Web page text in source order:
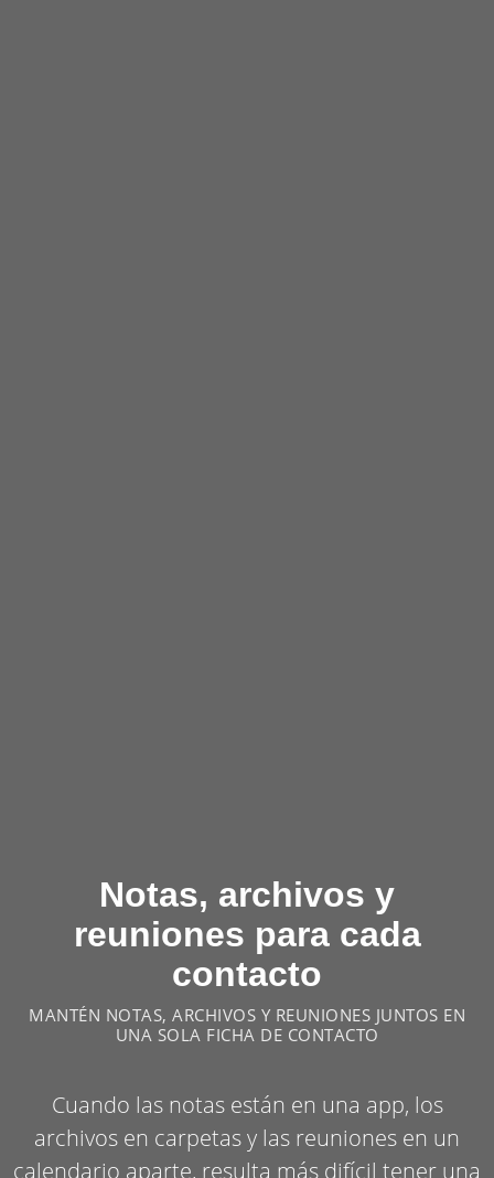
Notas, archivos y
reuniones para cada
contacto
MANTÉN NOTAS, ARCHIVOS Y REUNIONES JUNTOS EN
UNA SOLA FICHA DE CONTACTO
Cuando las notas están en una app, los
archivos en carpetas y las reuniones en un
calendario aparte, resulta más difícil tener una